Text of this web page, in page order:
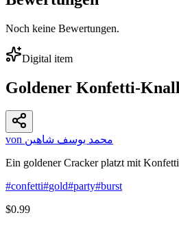
Noch keine Bewertungen.
Digital item
Goldener Konfetti-Knall
von محمد يوسف شاهين
Ein goldener Cracker platzt mit
#confetti#gold#party#burst
$0.99